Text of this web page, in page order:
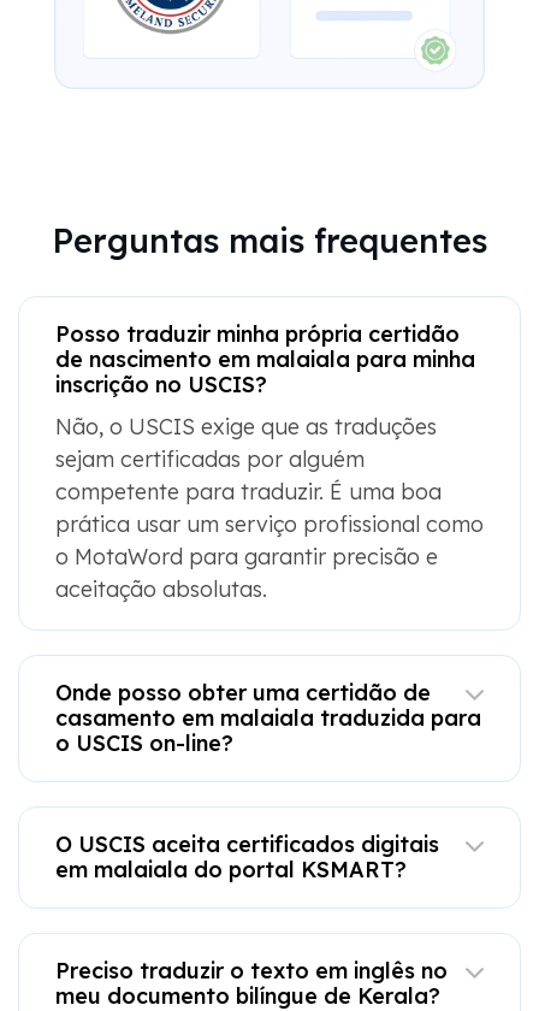
Perguntas mais frequentes
Posso traduzir minha própria certidão
de nascimento em malaiala para minha
inscrição no USCIS?
Não, o USCIS exige que as traduções
sejam certificadas por alguém
competente para traduzir. É uma boa
prática usar um serviço profissional como
o MotaWord para garantir precisão e
aceitação absolutas.
Onde posso obter uma certidão de
casamento em malaiala traduzida para
o USCIS on-line?
O USCIS aceita certificados digitais
em malaiala do portal KSMART?
Preciso traduzir o texto em inglês no
meu documento bilíngue de Kerala?